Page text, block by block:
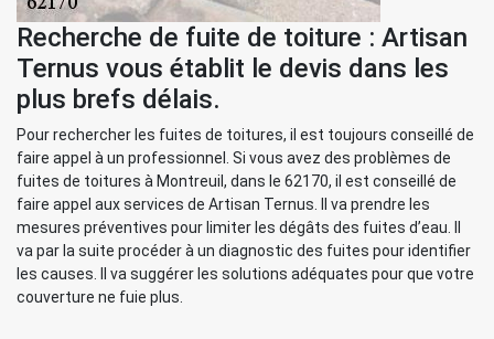
Recherche de fuite de toiture : Artisan
Ternus vous établit le devis dans les
plus brefs délais.
Pour rechercher les fuites de toitures, il est toujours conseillé de
faire appel à un professionnel. Si vous avez des problèmes de
fuites de toitures à Montreuil, dans le 62170, il est conseillé de
faire appel aux services de Artisan Ternus. Il va prendre les
mesures préventives pour limiter les dégâts des fuites d’eau. Il
va par la suite procéder à un diagnostic des fuites pour identifier
les causes. Il va suggérer les solutions adéquates pour que votre
couverture ne fuie plus.